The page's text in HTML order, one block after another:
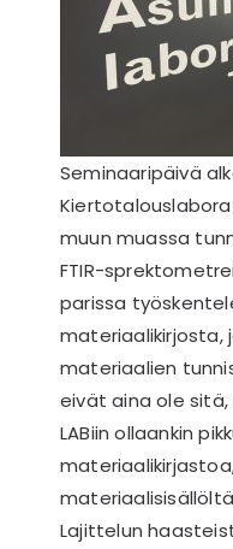
Seminaaripäivä
muun muassa
FTIR-
parissa
materiaalikirjosta,
materiaalien
eivät aina ole
LABiin ollaankin
Lajittelun